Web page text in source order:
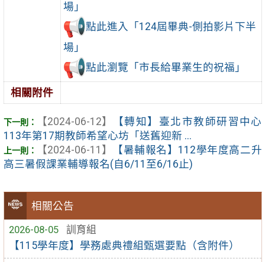
相關公告
2026-08-05
訓育組
【115學年度】學務處典禮組甄選要點（含附件）
場」
點此進入「124屆畢典-側拍影片下半
場」
點此瀏覽「市長給畢業生的祝福」
相關附件
【2024-06-12】
【轉知】臺北市教師研習中心
113年第17期教師希望心坊「送舊迎新 ...
【2024-06-11】
【暑輔報名】112學年度高二升
高三暑假課業輔導報名(自6/11至6/16止)